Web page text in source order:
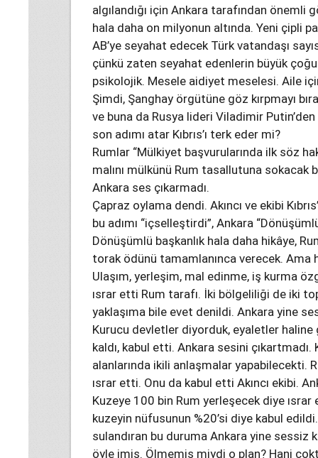
algılandığı için Ankara tarafından önemli
hala daha on milyonun altında. Yeni çipli
AB’ye seyahat edecek Türk vatandaşı
çünkü zaten seyahat edenlerin büyük
psikolojik. Mesele aidiyet meselesi. Aile
Şimdi, Şanghay örgütüne göz kırpmayı
ve buna da Rusya lideri Viladimir
son adımı atar Kıbrıs’ı terk eder mi?
Rumlar “Mülkiyet başvurularında ilk söz
malını mülkünü Rum tasallutuna sokacak
Ankara ses çıkarmadı.
Çapraz oylama dendi. Akıncı ve ekibi
bu adımı “içselleştirdi”, Ankara
Dönüşümlü başkanlık hala daha hikâye,
torak ödünü tamamlanınca verecek. Ama
Ulaşım, yerleşim, mal edinme, iş kurma
ısrar etti Rum tarafı. İki bölgeliliği de iki
yaklaşıma bile evet denildi. Ankara yine
Kurucu devletler diyorduk, eyaletler haline
kaldı, kabul etti. Ankara sesini
alanlarında ikili anlaşmalar yapabilecekti.
ısrar etti. Onu da kabul etti Akıncı ekibi.
Kuzeye 100 bin Rum yerleşecek diye ısrar
kuzeyin nüfusunun %20’si diye kabul
sulandıran bu duruma Ankara yine sessiz
öyle imiş. Ölmemiş miydi o plan? Hani